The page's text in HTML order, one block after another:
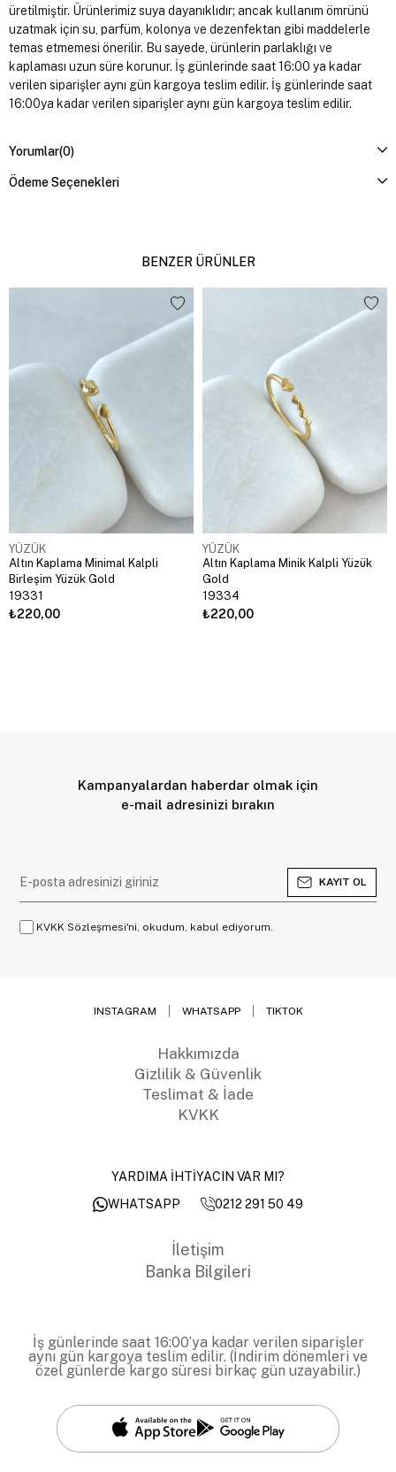
üretilmiştir. Ürünlerimiz suya dayanıklıdır; ancak kullanım ömrünü
uzatmak için su, parfüm, kolonya ve dezenfektan gibi maddelerle
temas etmemesi önerilir. Bu sayede, ürünlerin parlaklığı ve
kaplaması uzun süre korunur. İş günlerinde saat 16:00 ya kadar
verilen siparişler aynı gün kargoya teslim edilir. İş günlerinde saat
16:00ya kadar verilen siparişler aynı gün kargoya teslim edilir.
Yorumlar(0)
Ödeme Seçenekleri
BENZER ÜRÜNLER
YÜZÜK
Altın Kaplama Minimal Kalpli
Birleşim Yüzük Gold
19331
₺220,00
YÜZÜK
Altın Kaplama Minik Kalpli Yüzük
Gold
19334
₺220,00
Kampanyalardan haberdar olmak için
e-mail adresinizi bırakın
KAYIT OL
KVKK Sözleşmesi'ni, okudum, kabul ediyorum.
INSTAGRAM WHATSAPP TIKTOK
Hakkımızda
Gizlilik & Güvenlik
Teslimat & İade
KVKK
YARDIMA İHTİYACIN VAR MI?
WHATSAPP
0212 291 50 49
İletişim
Banka Bilgileri
İş günlerinde saat 16:00’ya kadar verilen siparişler
aynı gün kargoya teslim edilir. (İndirim dönemleri ve
özel günlerde kargo süresi birkaç gün uzayabilir.)